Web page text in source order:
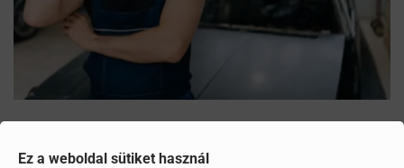
Ez a weboldal sütiket használ